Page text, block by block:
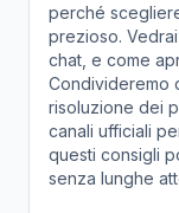
perché
prezioso.
chat, e come
Condivideremo
risoluzione dei
canali ufficiali
questi consigli
senza lunghe